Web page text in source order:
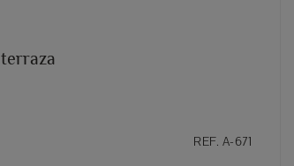
terraza
REF. A-671